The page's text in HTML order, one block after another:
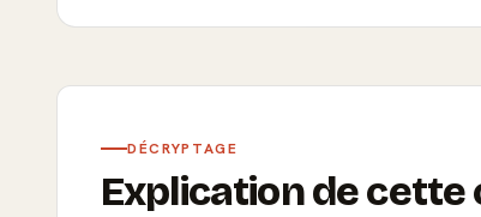
DÉCRYPTAGE
Explication de cette